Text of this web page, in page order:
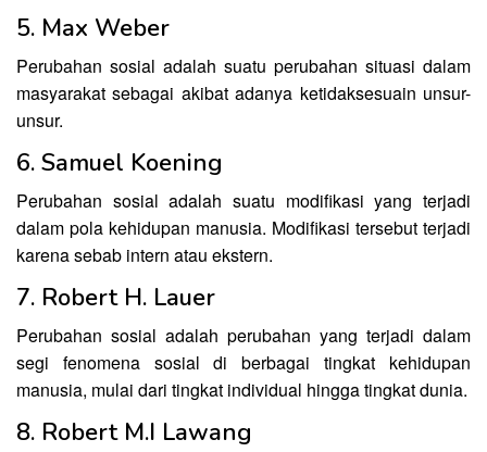
5. Max Weber
Perubahan sosial adalah suatu perubahan situasi dalam
masyarakat sebagai akibat adanya ketidaksesuain unsur-
unsur.
6. Samuel Koening
Perubahan sosial adalah suatu modifikasi yang terjadi
dalam pola kehidupan manusia. Modifikasi tersebut terjadi
karena sebab intern atau ekstern.
7. Robert H. Lauer
Perubahan sosial adalah perubahan yang terjadi dalam
segi fenomena sosial di berbagai tingkat kehidupan
manusia, mulai dari tingkat individual hingga tingkat dunia.
8. Robert M.I Lawang